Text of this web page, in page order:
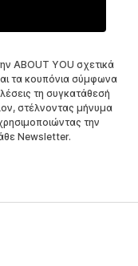
ABOUT YOU σχετικά
τα κουπόνια σύμφωνα
τη συγκατάθεσή
στέλνοντας μήνυμα
την
Newsletter.